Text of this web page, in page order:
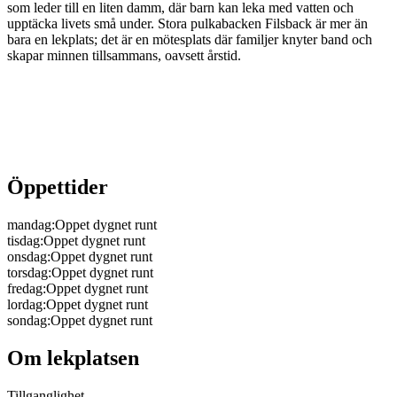
som leder till en liten damm, där barn kan leka med vatten och
upptäcka livets små under. Stora pulkabacken Filsback är mer än
bara en lekplats; det är en mötesplats där familjer knyter band och
skapar minnen tillsammans, oavsett årstid.
Öppettider
mandag:Oppet dygnet runt
tisdag:Oppet dygnet runt
onsdag:Oppet dygnet runt
torsdag:Oppet dygnet runt
fredag:Oppet dygnet runt
lordag:Oppet dygnet runt
sondag:Oppet dygnet runt
Om lekplatsen